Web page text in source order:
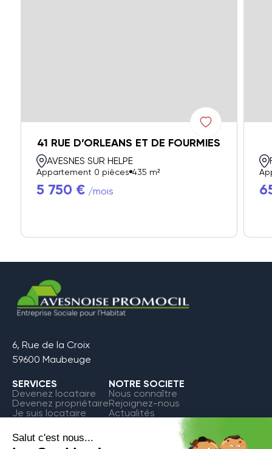
41 RUE D’ORLEANS ET DE FOURMIES
AVESNES SUR HELPE
Appartement 0 pièces 435 m²
5 750 € /mois
6, Rue de la Croix
59600 Maubeuge
SERVICES
Devenez locataire
Devenez propriétaire
Je suis locataire
NOTRE SOCIETE
Nous connaître
Rejoignez-nous
Actualités